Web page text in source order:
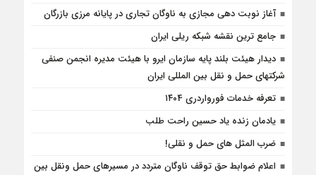
آغاز نوبت دهی مجازی به ناوگان تجاری در پایانه مرزی بازرگان
جامع ترین نقشه شبکه ریلی ایران
دیدار هیئت بلند پایه سازمان ایرو با هیئت مدیره انجمن صنفی
شرکتهای حمل و نقل بین المللی ایران
تعرفه خدمات فورواردری ۱۴۰4
یادمان زنده یاد حسین راحت طلب
ضرب المثل های حمل و نقلی!
اعلام ضوابط حق توقف ناوگان متردد در مسيرهاى حمل ونقل بين